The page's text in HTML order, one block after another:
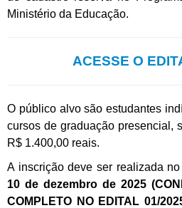
Ministério da Educação.
ACESSE O
O público alvo são estudantes
cursos de graduação presencial,
R$ 1.400,00 reais.
A inscrição deve ser realizada
10 de dezembro de 2025
COMPLETO NO EDITAL 01/